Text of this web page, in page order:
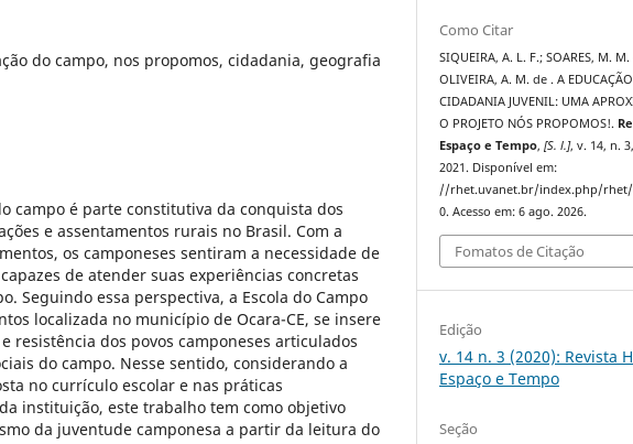
do campo, nos propomos, cidadania, geografia
campo é parte constitutiva da conquista dos
e assentamentos rurais no Brasil. Com a
os camponeses sentiram a necessidade de
de atender suas experiências concretas
Seguindo essa perspectiva, a Escola do Campo
localizada no município de Ocara-CE, se insere
resistência dos povos camponeses articulados
do campo. Nesse sentido, considerando a
no currículo escolar e nas práticas
instituição, este trabalho tem como objetivo
da juventude camponesa a partir da leitura do
Como Citar
SIQUEIRA, A. L. F.; SOARES, M.
OLIVEIRA, A. M. de . A
CIDADANIA JUVENIL: UMA
O PROJETO NÓS PROPOMOS!.
Espaço e Tempo,[S. l.], v. 14, n.
2021. Disponível em:
//rhet.uvanet.br/index.php/
0. Acesso em: 6 ago. 2026.
Fomatos de Citação
Edição
v. 14 n. 3 (2020): Revista
Espaço e Tempo
Seção